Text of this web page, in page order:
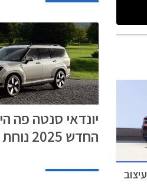
בעיצוב
יונדאי סנטה פה
החדש 2025 נוחת בישראל